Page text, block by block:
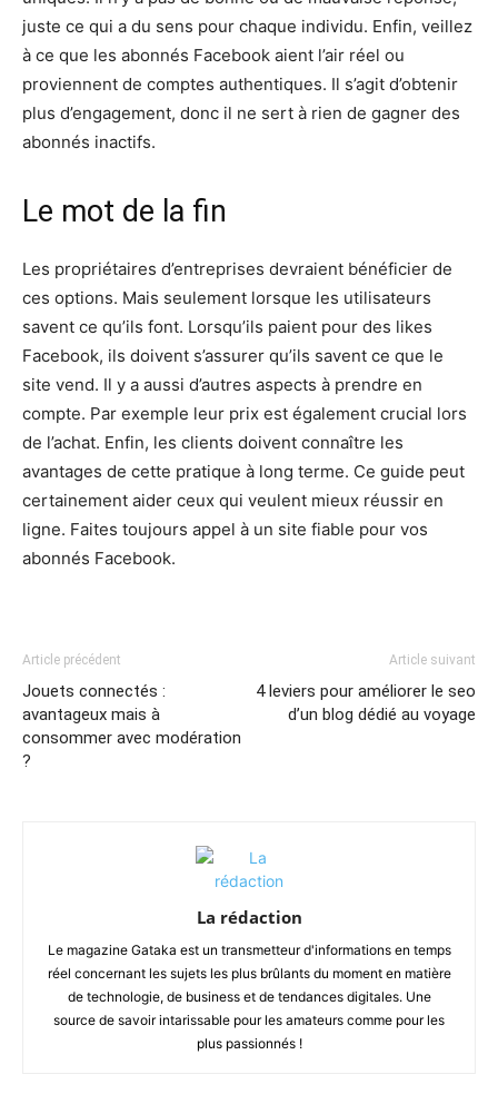
juste ce qui a du sens pour chaque individu. Enfin, veillez
à ce que les abonnés Facebook aient l’air réel ou
proviennent de comptes authentiques. Il s’agit d’obtenir
plus d’engagement, donc il ne sert à rien de gagner des
abonnés inactifs.
Le mot de la fin
Les propriétaires d’entreprises devraient bénéficier de
ces options. Mais seulement lorsque les utilisateurs
savent ce qu’ils font. Lorsqu’ils paient pour des likes
Facebook, ils doivent s’assurer qu’ils savent ce que le
site vend. Il y a aussi d’autres aspects à prendre en
compte. Par exemple leur prix est également crucial lors
de l’achat. Enfin, les clients doivent connaître les
avantages de cette pratique à long terme. Ce guide peut
certainement aider ceux qui veulent mieux réussir en
ligne. Faites toujours appel à un site fiable pour vos
abonnés Facebook.
Article précédent
Jouets connectés :
avantageux mais à
consommer avec modération
?
Article suivant
4 leviers pour améliorer le seo
d’un blog dédié au voyage
La rédaction
Le magazine Gataka est un transmetteur d'informations en temps
réel concernant les sujets les plus brûlants du moment en matière
de technologie, de business et de tendances digitales. Une
source de savoir intarissable pour les amateurs comme pour les
plus passionnés !